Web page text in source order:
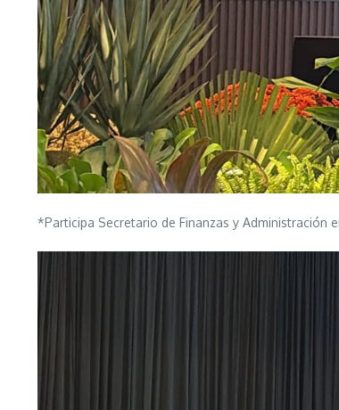
*Participa Secretario de Finanzas y Administración